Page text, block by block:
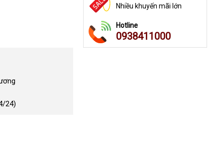
24)
Nhiều khuyến mãi lớn
Hotline
0938411000